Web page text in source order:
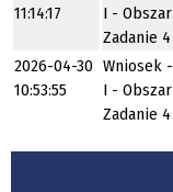
11:14:17
I -
Zadanie 4
2026-04-30
10:53:55
Wniosek -
I -
Zadanie 4